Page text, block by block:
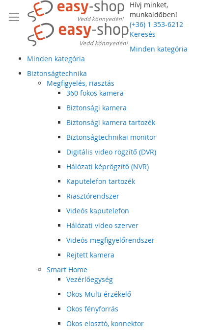
Hívj minket,
munkaidőben!
(+36) 1 353-6212
Keresés
Minden kategória
Minden kategória
Biztonságtechnika
Megfigyelés, riasztás
360 fokos kamera
Biztonsági kamera
Biztonsági kamera tartozék
Biztonságtechnikai monitor
Digitális video rögzítő (DVR)
Hálózati képrögzítő (NVR)
Kaputelefon tartozék
Riasztórendszer
Videós kaputelefon
Hálózati video szerver
Videós megfigyelőrendszer
Rejtett kamera
Smart Home
Vezérlőegység
Okos Multi érzékelő
Okos fényforrás
Okos elosztó, konnektor